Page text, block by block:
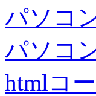
パソコ
パソコ
htmlコ